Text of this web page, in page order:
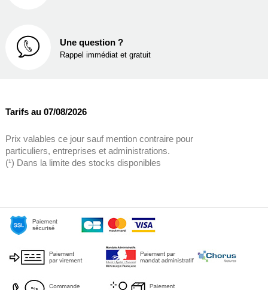
Une question ?
Rappel immédiat et gratuit
Tarifs au 07/08/2026
Prix valables ce jour sauf mention contraire pour
particuliers, entreprises et administrations.
(¹) Dans la limite des stocks disponibles